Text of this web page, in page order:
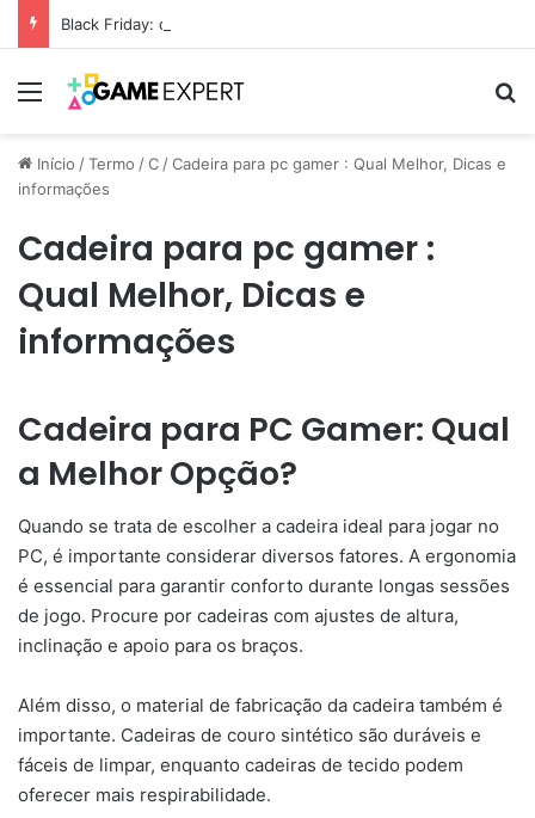
Black Friday: descontos incríveis em eletrônicos
Menu
Início /Termo /C /Cadeira para pc gamer : Qual Melhor, Dicas e
informações
Cadeira para pc gamer :
Qual Melhor, Dicas e
informações
Cadeira para PC Gamer: Qual
a Melhor Opção?
Quando se trata de escolher a cadeira ideal para jogar no
PC, é importante considerar diversos fatores. A ergonomia
é essencial para garantir conforto durante longas sessões
de jogo. Procure por cadeiras com ajustes de altura,
inclinação e apoio para os braços.
Além disso, o material de fabricação da cadeira também é
importante. Cadeiras de couro sintético são duráveis e
fáceis de limpar, enquanto cadeiras de tecido podem
oferecer mais respirabilidade.